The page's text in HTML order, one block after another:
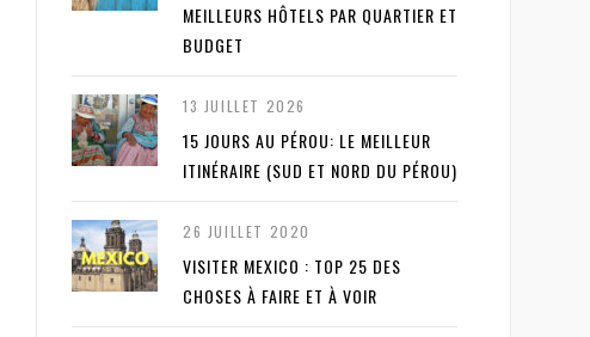
MEILLEURS HÔTELS PAR QUARTIER ET
BUDGET
13 JUILLET 2026
15 JOURS AU PÉROU: LE MEILLEUR
ITINÉRAIRE (SUD ET NORD DU PÉROU)
26 JUILLET 2020
VISITER MEXICO : TOP 25 DES
CHOSES À FAIRE ET À VOIR